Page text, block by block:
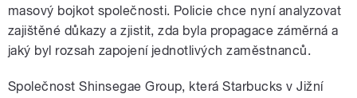
masový bojkot společnosti. Policie chce nyní analyzovat
zajištěné důkazy a zjistit, zda byla propagace záměrná a
jaký byl rozsah zapojení jednotlivých zaměstnanců.
Společnost Shinsegae Group, která Starbucks v Jižní